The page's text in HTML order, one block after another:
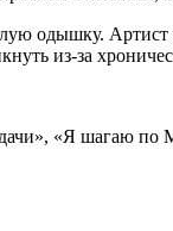
одышку. Артист
из-за
«Я шагаю по